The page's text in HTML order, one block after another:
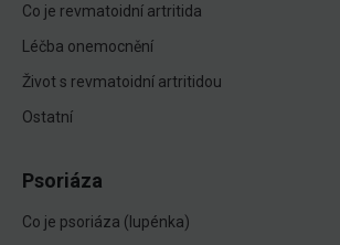
Co je revmatoidní artritida
Léčba onemocnění
Život s revmatoidní artritidou
Ostatní
Psoriáza
Co je psoriáza (lupénka)